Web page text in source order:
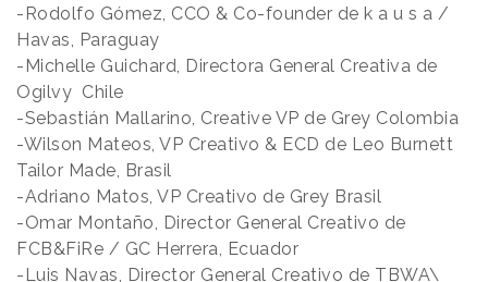
-Rodolfo Gómez, CCO & Co-founder de k a u s a /
Havas, Paraguay
-Michelle Guichard, Directora General Creativa de
Ogilvy Chile
-Sebastián Mallarino, Creative VP de Grey Colombia
-Wilson Mateos, VP Creativo & ECD de Leo Burnett
Tailor Made, Brasil
-Adriano Matos, VP Creativo de Grey Brasil
-Omar Montaño, Director General Creativo de
FCB&FiRe / GC Herrera, Ecuador
-Luis Navas, Director General Creativo de TBWA\